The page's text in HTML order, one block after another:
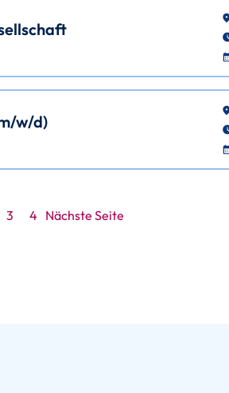
w/d)
3 4 Nächste Seite